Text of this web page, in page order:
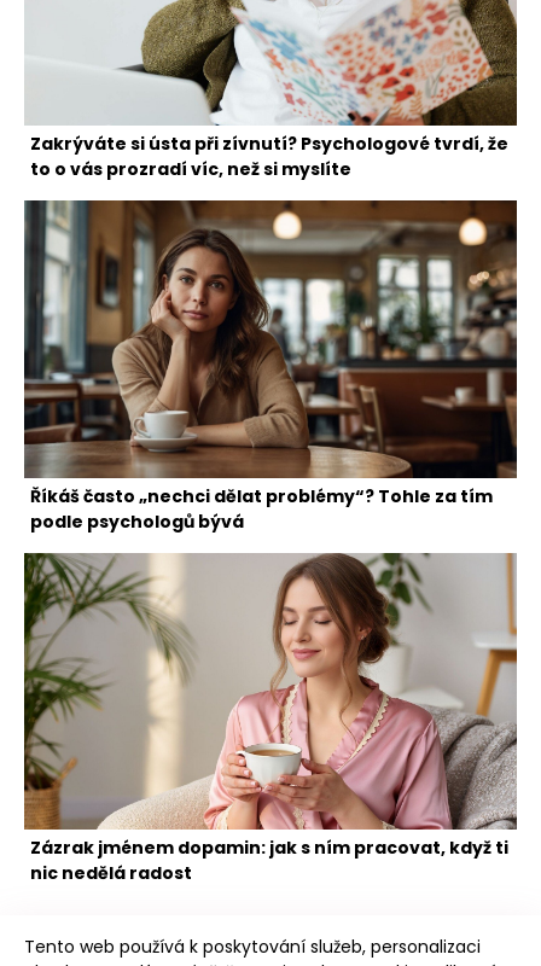
Zakrýváte si ústa při zívnutí? Psychologové tvrdí, že
to o vás prozradí víc, než si myslíte
Říkáš často „nechci dělat problémy“? Tohle za tím
podle psychologů bývá
Zázrak jménem dopamin: jak s ním pracovat, když ti
nic nedělá radost
Tento web používá k poskytování služeb, personalizaci